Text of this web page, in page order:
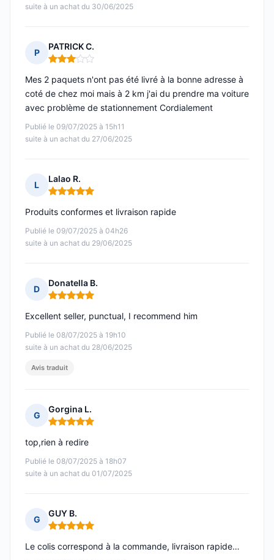
suite à un achat du 30/06/2025
P
PATRICK C.
Note : 3 sur 5
Publié le 09/07/2025 à 15h11
suite à un achat du 27/06/2025
Mes 2 paquets n'ont pas été livré à la bonne adresse à
coté de chez moi mais à 2 km j'ai du prendre ma voiture
avec problème de stationnement Cordialement
L
Lalao R.
Note : 5 sur 5
Publié le 09/07/2025 à 04h26
suite à un achat du 29/06/2025
Produits conformes et livraison rapide
D
Donatella B.
Note : 5 sur 5
Publié le 08/07/2025 à 19h10
suite à un achat du 28/06/2025
Excellent seller, punctual, I recommend him
Avis traduit
G
Gorgina L.
Note : 5 sur 5
Publié le 08/07/2025 à 18h07
suite à un achat du 01/07/2025
top,rien à redire
G
GUY B.
Note : 5 sur 5
Le colis correspond à la commande, livraison rapide…